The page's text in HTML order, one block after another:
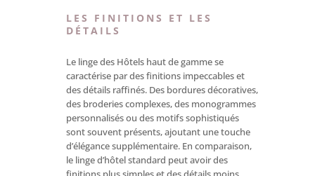
LES FINITIONS ET LES
DÉTAILS
Le linge des Hôtels haut de gamme se
caractérise par des finitions impeccables et
des détails raffinés. Des bordures décoratives,
des broderies complexes, des monogrammes
personnalisés ou des motifs sophistiqués
sont souvent présents, ajoutant une touche
d’élégance supplémentaire. En comparaison,
le linge d’hôtel standard peut avoir des